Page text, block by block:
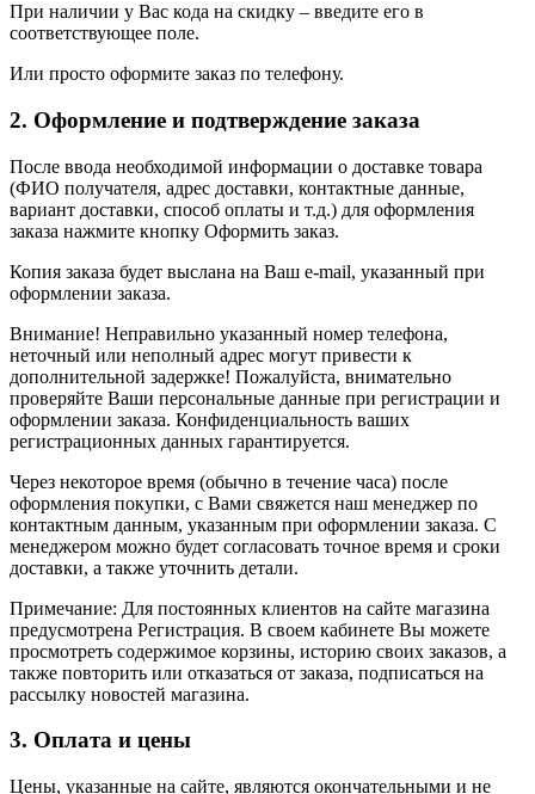
При наличии у Вас кода на скидку – введите его в
соответствующее поле.
Или просто оформите заказ по телефону.
2. Оформление и подтверждение заказа
После ввода необходимой информации о доставке товара
(ФИО получателя, адрес доставки, контактные данные,
вариант доставки, способ оплаты и т.д.) для оформления
заказа нажмите кнопку Оформить заказ.
Копия заказа будет выслана на Ваш e-mail, указанный при
оформлении заказа.
Внимание! Неправильно указанный номер телефона,
неточный или неполный адрес могут привести к
дополнительной задержке! Пожалуйста, внимательно
проверяйте Ваши персональные данные при регистрации и
оформлении заказа. Конфиденциальность ваших
регистрационных данных гарантируется.
Через некоторое время (обычно в течение часа) после
оформления покупки, с Вами свяжется наш менеджер по
контактным данным, указанным при оформлении заказа. С
менеджером можно будет согласовать точное время и сроки
доставки, а также уточнить детали.
Примечание: Для постоянных клиентов на сайте магазина
предусмотрена Регистрация. В своем кабинете Вы можете
просмотреть содержимое корзины, историю своих заказов, а
также повторить или отказаться от заказа, подписаться на
рассылку новостей магазина.
3. Оплата и цены
Цены, указанные на сайте, являются окончательными и не